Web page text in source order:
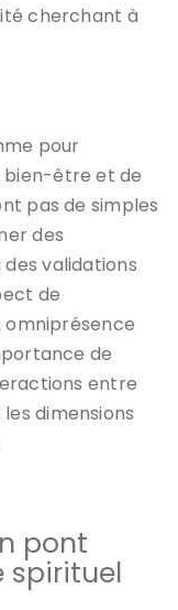
cherchant à
pour
bien-être et de
pas de simples
des
validations
de
omniprésence
de
entre
dimensions
pont
spirituel